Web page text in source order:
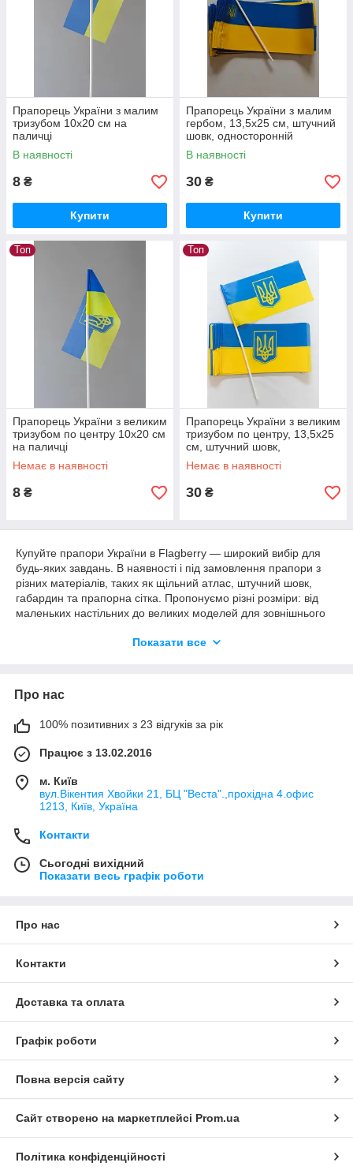
Прапорець України з малим
тризубом 10х20 см на
паличці
В наявності
8 ₴
Купити
Прапорець України з малим
гербом, 13,5х25 см, штучний
шовк, односторонній
В наявності
30 ₴
Купити
Топ
Прапорець України з великим
тризубом по центру 10х20 см
на паличці
Немає в наявності
8 ₴
Топ
Прапорець України з великим
тризубом по центру, 13,5х25
см, штучний шовк,
односторонній
Немає в наявності
30 ₴
Купуйте прапори України в Flagberry — широкий вибір для
будь-яких завдань. В наявності і під замовлення прапори з
різних матеріалів, таких як щільний атлас, штучний шовк,
габардин та прапорна сітка. Пропонуємо різні розміри: від
маленьких настільних до великих моделей для зовнішнього
України з доставкою по всій Україні.
Показати все
Про нас
100% позитивних з 23 відгуків за рік
Працює з 13.02.2016
м. Київ
вул.Вікентия Хвойки 21, БЦ "Веста".,прохідна 4.офис
1213, Київ, Україна
Контакти
Сьогодні вихідний
Показати весь графік роботи
Про нас
Контакти
Доставка та оплата
Графік роботи
Повна версія сайту
Сайт створено на маркетплейсі Prom.ua
Політика конфіденційності